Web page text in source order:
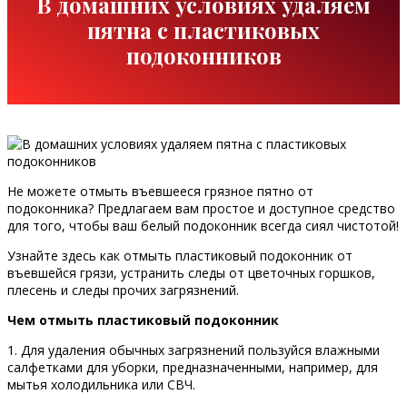
пятна с пластиковых
подоконников
Не можете отмыть въевшееся грязное пятно от
подоконника? Предлагаем вам простое и доступное средство
для того, чтобы ваш белый подоконник всегда сиял чистотой!
Узнайте здесь как отмыть пластиковый подоконник от
въевшейся грязи, устранить следы от цветочных горшков,
плесень и следы прочих загрязнений.
Чем отмыть пластиковый подоконник
1. Для удаления обычных загрязнений пользуйся влажными
салфетками для уборки, предназначенными, например, для
мытья холодильника или СВЧ.